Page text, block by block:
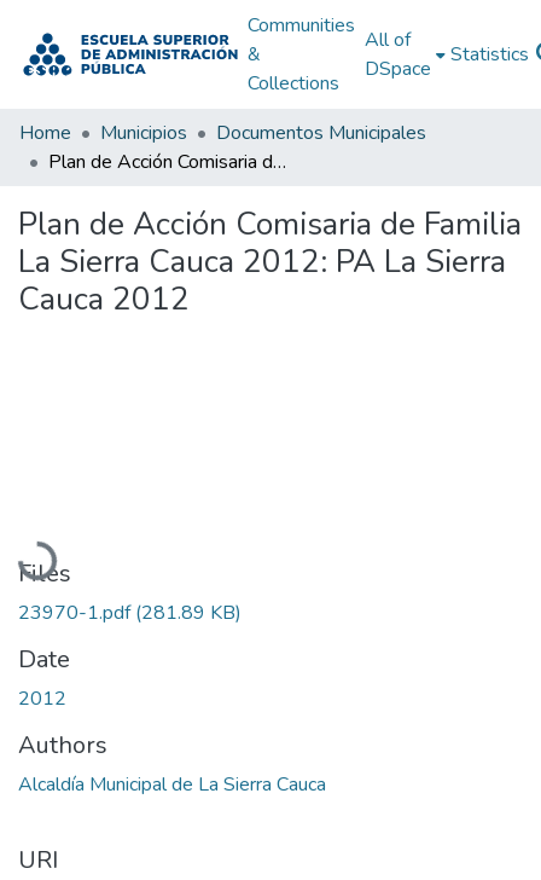
Communities
&
Collections
All of
DSpace
Statistics
Home Municipios
Documentos Municipales
Plan de Acción Comisaria de Familia La Sierra Cauca 2012: PA La Sierra Cauca 2012
Plan de Acción Comisaria de Familia
La Sierra Cauca 2012: PA La Sierra
Cauca 2012
Loading...
Files
23970-1.pdf(281.89 KB)
Date
2012
Authors
Alcaldía Municipal de La Sierra Cauca
URI